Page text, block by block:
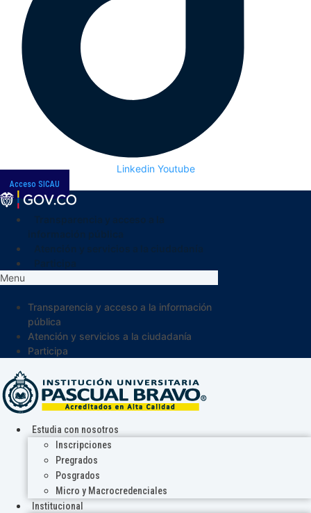
Linkedin Youtube
Acceso SICAU
Menu
Transparencia y acceso a la información
pública
Atención y servicios a la ciudadanía
Participa
Estudia con nosotros
Inscripciones
Pregrados
Posgrados
Micro y Macrocredenciales
Institucional